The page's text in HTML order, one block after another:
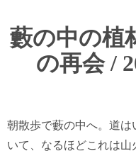
藪の中の植
の再会 /
朝散歩で藪の中へ。道
いて、なるほどこれは